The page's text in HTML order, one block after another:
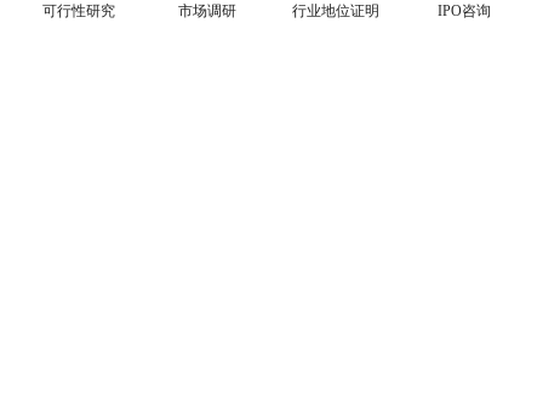
可行性研究 市场调研 行业地位证明 IPO咨询